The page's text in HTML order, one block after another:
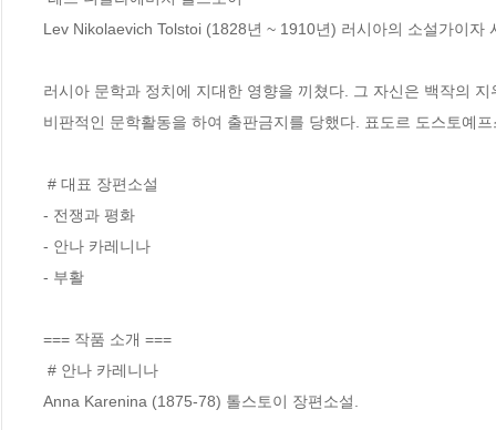
Lev Nikolaevich Tolstoi (1828년 ~ 1910년) 러시아의 소설가이자
러시아 문학과 정치에 지대한 영향을 끼쳤다. 그 자신은 백작의
비판적인 문학활동을 하여 출판금지를 당했다. 표도르 도스토예
- 전쟁과 평화
- 안나 카레니나
- 부활
=== 작품 소개 ===
Anna Karenina (1875-78) 톨스토이 장편소설.